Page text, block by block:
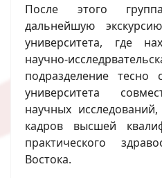
После этого
дальнейшую
университета, где
научно-
подразделение тесно
университета
научных
кадров высшей
практического
Востока.